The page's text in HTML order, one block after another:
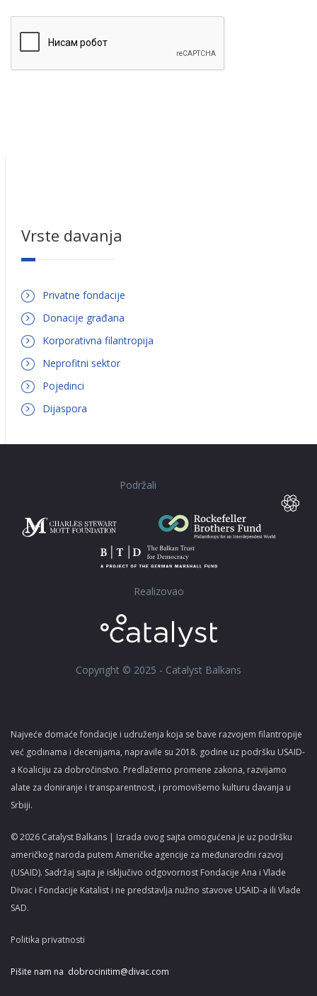
Web page addresses and e-mail addresses turn into links
Lines and paragraphs break automatically.
Vrste davanja
Privatne fondacije
Donacije građana
Korporativna filantropija
Neprofitni sektor
Pojedinci
Dijaspora
Podržali
Realizovao
Copyright © 2025 - Catalyst Balkans
Najveće domaće fondacije i udruženja koja se bave razvojem filantropije
već godinama i decenijama, napravile su 2018. godine uz podršku USAID-
a Koaliciju za dobročinstvo. Predlažemo promene zakona, razvijamo
alate za doniranje i transparentnost, i promovišemo kulturu davanja u
Srbiji.
© 2026 Catalyst Balkans | Izrada ovog sajta omogućena je uz podršku
američkog naroda putem Američke agencije za međunarodni razvoj
(USAID). Sadržaj sajta je isključivo odgovornost Fondacije Ana i Vlade
Divac i Fondacije Katalist i ne predstavlja nužno stavove USAID-a ili Vlade
SAD.
Politika privatnosti
Pišite nam na dobrocinitim@divac.com